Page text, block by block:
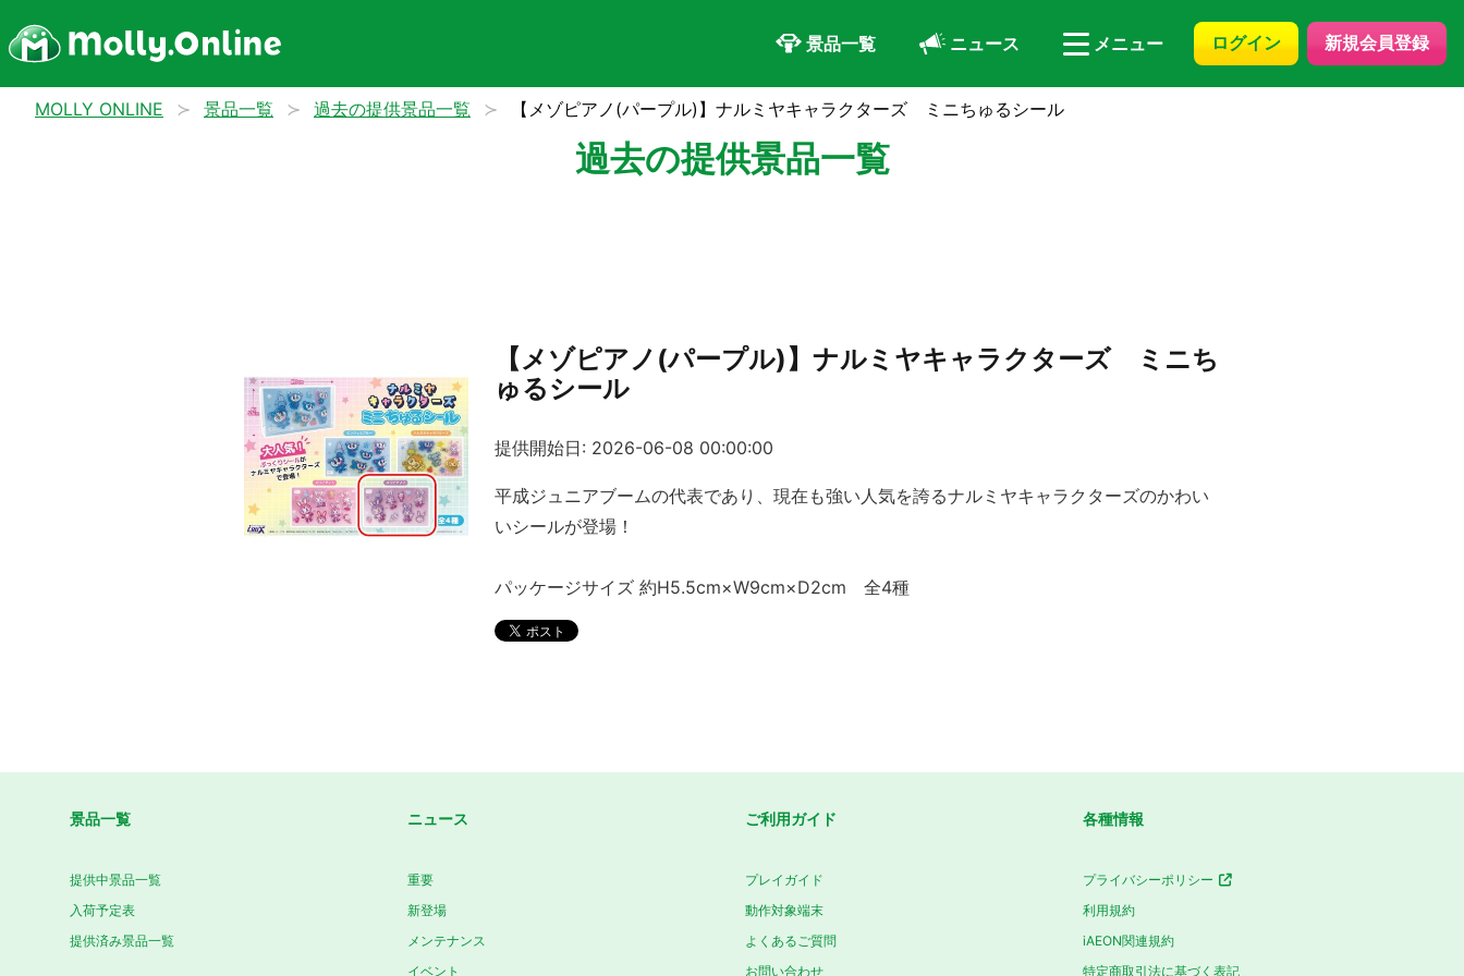
景品一覧 ニュース メニュー ログイン 新規会員登録
MOLLY ONLINE 景品一覧 過去の提供景品一覧 【メゾピアノ(パープル)】ナルミヤキャラクターズ ミニちゅるシール
過去の提供景品一覧
【メゾピアノ(パープル)】ナルミヤキャラクターズ ミニち
ゅるシール
提供開始日: 2026-06-08 00:00:00
平成ジュニアブームの代表であり、現在も強い人気を誇るナルミヤキャラクターズのかわい
いシールが登場！
パッケージサイズ 約H5.5cm×W9cm×D2cm 全4種
景品一覧
提供中景品一覧
入荷予定表
提供済み景品一覧
ニュース
重要
新登場
メンテナンス
イベント
ご利用ガイド
プレイガイド
動作対象端末
よくあるご質問
お問い合わせ
各種情報
プライバシーポリシー
利用規約
iAEON関連規約
特定商取引法に基づく表記